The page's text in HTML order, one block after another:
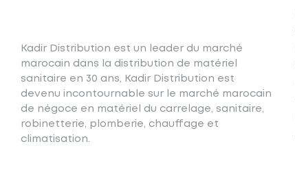
Kadir Distribution est un leader du marché
marocain dans la distribution de matériel
sanitaire en 30 ans, Kadir Distribution est
devenu incontournable sur le marché marocain
de négoce en matériel du carrelage, sanitaire,
robinetterie, plomberie, chauffage et
climatisation.